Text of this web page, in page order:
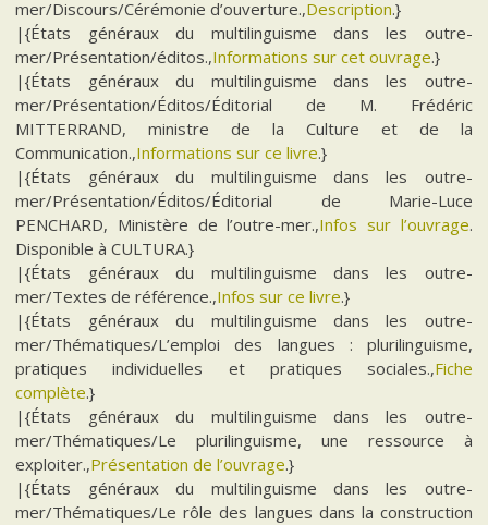
mer/Discours/Cérémonie d’ouverture.,Description.}
|{États généraux du multilinguisme dans les outre-
mer/Présentation/éditos.,Informations sur cet ouvrage.}
|{États généraux du multilinguisme dans les outre-
mer/Présentation/Éditos/Éditorial de M. Frédéric
MITTERRAND, ministre de la Culture et de la
Communication.,Informations sur ce livre.}
|{États généraux du multilinguisme dans les outre-
mer/Présentation/Éditos/Éditorial de Marie-Luce
PENCHARD, Ministère de l’outre-mer.,Infos sur l’ouvrage.
Disponible à CULTURA.}
|{États généraux du multilinguisme dans les outre-
mer/Textes de référence.,Infos sur ce livre.}
|{États généraux du multilinguisme dans les outre-
mer/Thématiques/L’emploi des langues : plurilinguisme,
pratiques individuelles et pratiques sociales.,Fiche
complète.}
|{États généraux du multilinguisme dans les outre-
mer/Thématiques/Le plurilinguisme, une ressource à
exploiter.,Présentation de l’ouvrage.}
|{États généraux du multilinguisme dans les outre-
mer/Thématiques/Le rôle des langues dans la construction